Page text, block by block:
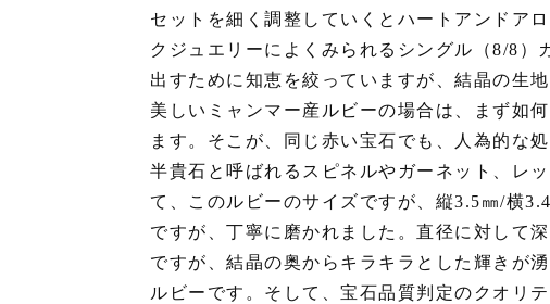
セットを細く調整していくとハートアンドア
クジュエリーによくみられるシングル（8/8）
出すために知恵を絞っていますが、結晶の生
美しいミャンマー産ルビーの場合は、まず如
ます。そこが、同じ赤い宝石でも、人為的な
半貴石と呼ばれるスピネルやガーネット、レ
て、このルビーのサイズですが、縦3.5㎜/横
ですが、丁寧に磨かれました。直径に対して
ですが、結晶の奥からキラキラとした輝きが
ルビーです。そして、宝石品質判定のクオリ